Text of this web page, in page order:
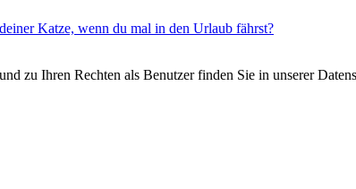
Katze, wenn du mal in den Urlaub fährst?
zu Ihren Rechten als Benutzer finden Sie in unserer